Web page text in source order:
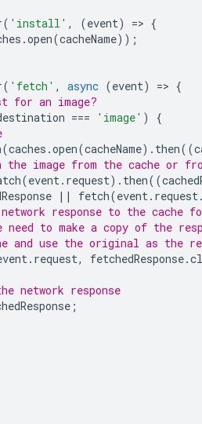
( 'install' , (event) => {
.open(cacheName));
( 'fetch' , async (event) => {
for an image?
=== 'image' )
{
(caches .open(cacheName). then((
the image from the cache or
(event. request). then((
|| fetch(event. request
response to the
need to make a copy of the
and use the original as the
. request, fetchedResponse.
network response
;